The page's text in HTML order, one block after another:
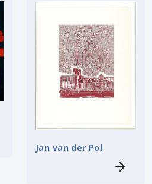
Jan van der Pol